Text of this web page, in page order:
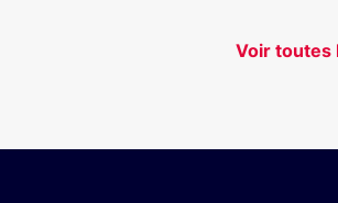
Voir toutes